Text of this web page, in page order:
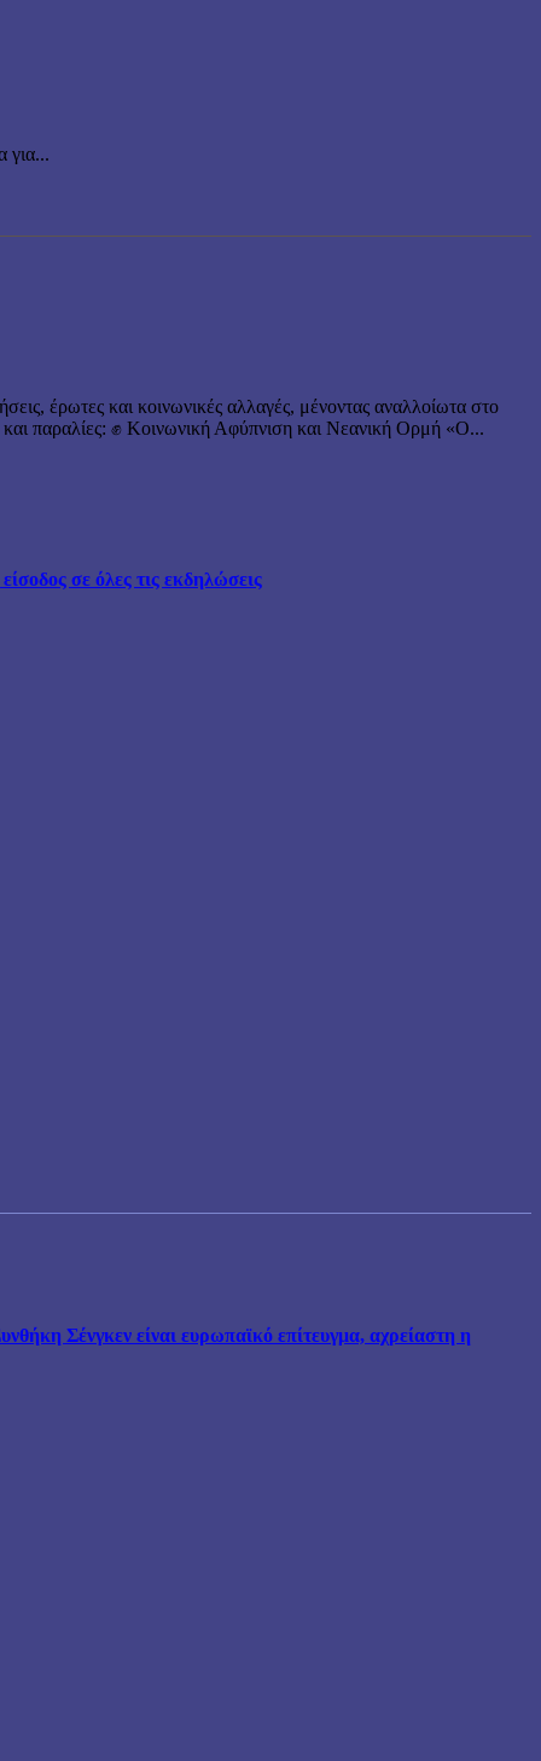
για...
έρωτες και κοινωνικές αλλαγές, μένοντας αναλλοίωτα στο
παραλίες: ✊ Κοινωνική Αφύπνιση και Νεανική Ορμή «Ο...
σε όλες τις εκδηλώσεις
Σένγκεν είναι ευρωπαϊκό επίτευγμα, αχρείαστη η